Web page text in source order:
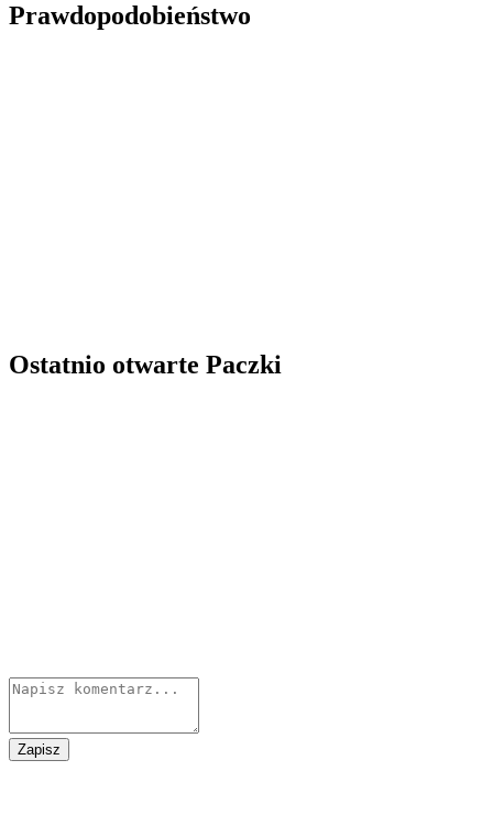
Prawdopodobieństwo
Ostatnio otwarte Paczki
Zapisz